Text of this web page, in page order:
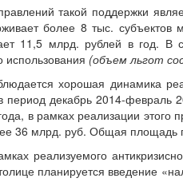
такой поддержки
более 8 тыс.
11,5 млрд. рублей в год. В
использования (объем льгот
хорошая динамика
декабрь 2014-февраль
в рамках реализации
36 млрд. руб. Общая площадь
реализуемого
планируется введение